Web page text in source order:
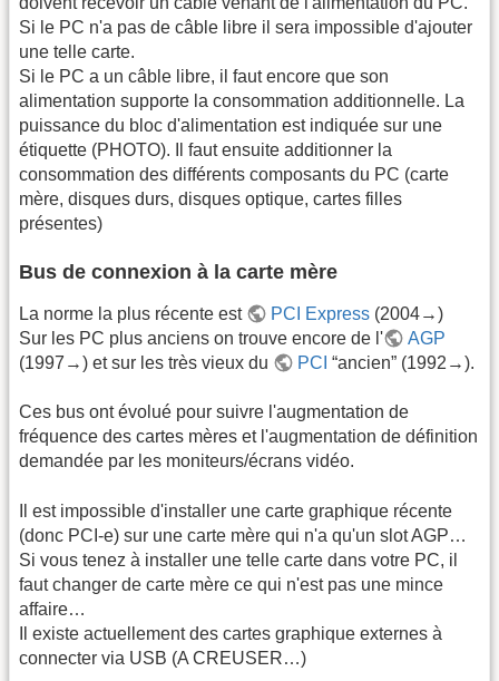
Si le PC n'a pas de câble libre il sera impossible d'ajouter
une telle carte.
Si le PC a un câble libre, il faut encore que son
alimentation supporte la consommation additionnelle. La
puissance du bloc d'alimentation est indiquée sur une
étiquette (PHOTO). Il faut ensuite additionner la
consommation des différents composants du PC (carte
mère, disques durs, disques optique, cartes filles
présentes)
Bus de connexion à la carte mère
La norme la plus récente est PCI Express (2004→)
Sur les PC plus anciens on trouve encore de l'
AGP
(1997→) et sur les très vieux du
PCI “ancien” (1992→).
Ces bus ont évolué pour suivre l'augmentation de
fréquence des cartes mères et l'augmentation de définition
demandée par les moniteurs/écrans vidéo.
Il est impossible d'installer une carte graphique récente
(donc PCI-e) sur une carte mère qui n'a qu'un slot AGP…
Si vous tenez à installer une telle carte dans votre PC, il
faut changer de carte mère ce qui n'est pas une mince
affaire…
Il existe actuellement des cartes graphique externes à
connecter via USB (A CREUSER…)